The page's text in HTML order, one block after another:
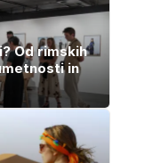
Od rimskih
in